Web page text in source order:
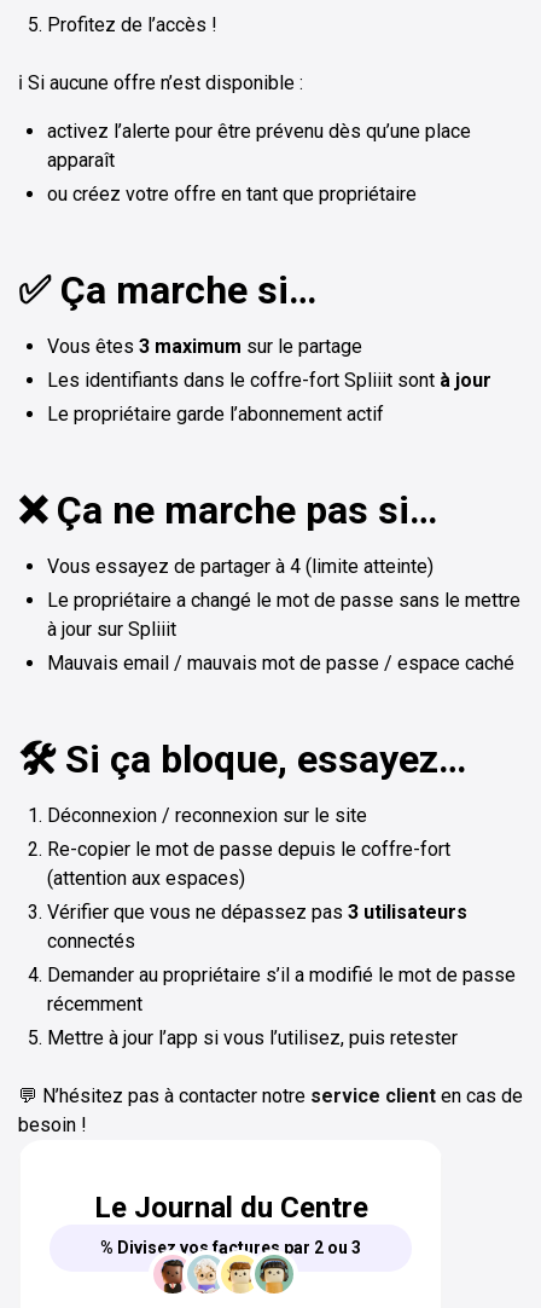
Profitez de l’accès !
ℹ️ Si aucune offre n’est disponible :
activez l’alerte pour être prévenu dès qu’une place
apparaît
ou créez votre offre en tant que propriétaire
✅ Ça marche si…
Vous êtes 3 maximum sur le partage
Les identifiants dans le coffre-fort Spliiit sont à jour
Le propriétaire garde l’abonnement actif
❌ Ça ne marche pas si…
Vous essayez de partager à 4 (limite atteinte)
Le propriétaire a changé le mot de passe sans le mettre
à jour sur Spliiit
Mauvais email / mauvais mot de passe / espace caché
🛠️ Si ça bloque, essayez…
Déconnexion / reconnexion sur le site
Re-copier le mot de passe depuis le coffre-fort
(attention aux espaces)
Vérifier que vous ne dépassez pas 3 utilisateurs
connectés
Demander au propriétaire s’il a modifié le mot de passe
récemment
Mettre à jour l’app si vous l’utilisez, puis retester
💬 N’hésitez pas à contacter notre service client en cas de
besoin !
Le Journal du Centre
% Divisez vos factures par 2 ou 3